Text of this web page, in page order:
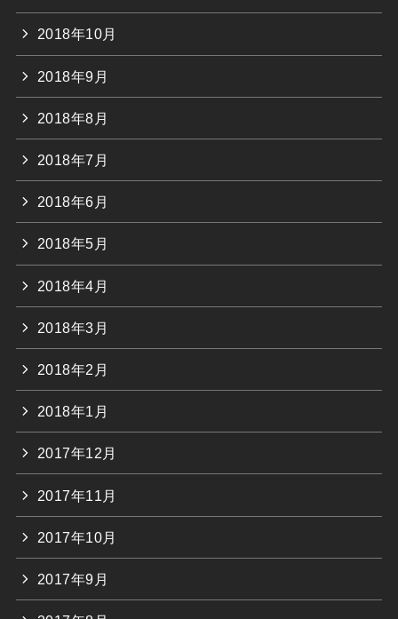
2018年10月
2018年9月
2018年8月
2018年7月
2018年6月
2018年5月
2018年4月
2018年3月
2018年2月
2018年1月
2017年12月
2017年11月
2017年10月
2017年9月